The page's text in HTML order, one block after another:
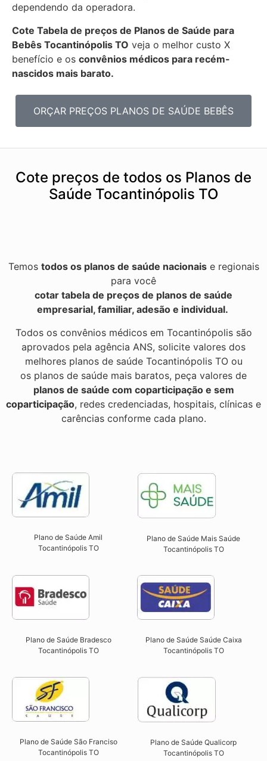
dependendo da operadora.
Cote Tabela de preços de Planos de Saúde para
Bebês Tocantinópolis TO veja o melhor custo X
benefício e os convênios médicos para recém-
nascidos mais barato.
ORÇAR PREÇOS PLANOS DE SAÚDE BEBÊS
Cote preços de todos os Planos de
Saúde Tocantinópolis TO
Temos todos os planos de saúde nacionaise regionais
para você
cotar tabela de preços de planos de saúde
empresarial, familiar, adesão e individual.
Todos os convênios médicos em Tocantinópolis são
aprovados pela agência ANS, solicite valores dos
melhores planos de saúde Tocantinópolis TO ou
os planos de saúde mais baratos, peça valores de
planos de saúde com coparticipação e sem
coparticipação, redes credenciadas, hospitais, clínicas e
carências conforme cada plano.
Plano de Saúde Amil
Tocantinópolis TO
Plano de Saúde Mais Saúde
Tocantinópolis TO
Plano de Saúde Bradesco
Tocantinópolis TO
Plano de Saúde Saúde Caixa
Tocantinópolis TO​
Plano de Saúde São Franciso
Tocantinópolis TO​
Plano de Saúde Qualicorp
Tocantinópolis TO​